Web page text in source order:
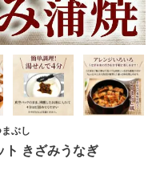
ぶし
ト きざみうなぎ